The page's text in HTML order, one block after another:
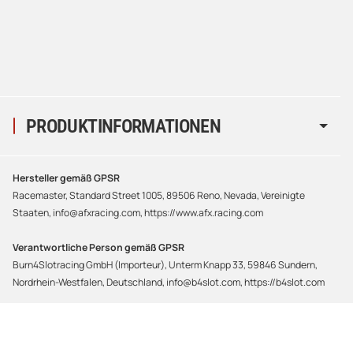
PRODUKTINFORMATIONEN
Hersteller gemäß GPSR
Racemaster, Standard Street 1005, 89506 Reno, Nevada, Vereinigte
Staaten, info@afxracing.com, https://www.afx.racing.com
Verantwortliche Person gemäß GPSR
Burn4Slotracing GmbH (Importeur), Unterm Knapp 33, 59846 Sundern,
Nordrhein-Westfalen, Deutschland, info@b4slot.com, https://b4slot.com